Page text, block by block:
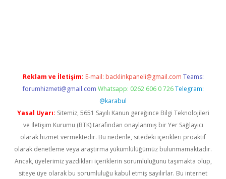
Reklam ve İletişim: E-mail: backlinkpaneli@gmail.com Teams:
forumhizmeti@gmail.com Whatsapp: 0262 606 0 726 Telegram:
@karabul
Yasal Uyarı: Sitemiz, 5651 Sayılı Kanun gereğince Bilgi Teknolojileri
ve İletişim Kurumu (BTK) tarafından onaylanmış bir Yer Sağlayıcı
olarak hizmet vermektedir. Bu nedenle, sitedeki içerikleri proaktif
olarak denetleme veya araştırma yükümlülüğümüz bulunmamaktadır.
Ancak, üyelerimiz yazdıkları içeriklerin sorumluluğunu taşımakta olup,
siteye üye olarak bu sorumluluğu kabul etmiş sayılırlar. Bu internet